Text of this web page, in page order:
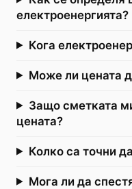
електроенергията?
Кога
Може ли цената
Защо сметката
цената?
Колко са точни
Мога ли да